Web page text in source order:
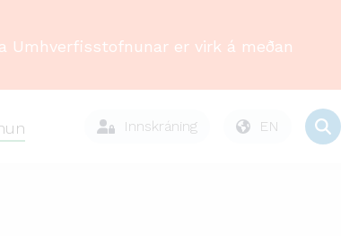
Innskráning EN
Umhverfisstofnunar er virk á meðan